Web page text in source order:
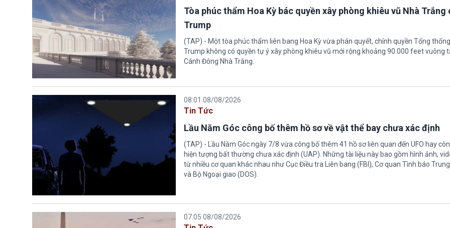
Tòa phúc thẩm Hoa Kỳ bác quyền xây phòng khiêu vũ Nhà Trắng
Trump
(TAP) - Một tòa phúc thẩm liên bang Hoa Kỳ vừa phán quyết, chính quyền Tổng
Trump không có quyền tự ý xây phòng khiêu vũ mới rộng khoảng 90.000 feet vuông
Cánh Đông Nhà Trắng.
08:01 08/08/2026
Tin Tức
Lầu Năm Góc công bố thêm hồ sơ về vật thể bay chưa xác định
(TAP) - Lầu Năm Góc ngày 7/8 vừa công bố thêm 41 hồ sơ liên quan đến UFO hay
hiện tượng bất thường chưa xác định (UAP). Những tài liệu này bao gồm hình ảnh,
từ nhiều cơ quan khác nhau như Cục Điều tra Liên bang (FBI), Cơ quan Tình báo
và Bộ Ngoại giao (DOS).
07:05 08/08/2026